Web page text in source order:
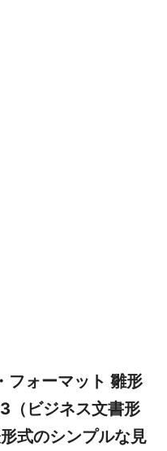
フォーマット 雛形
（ビジネス文書形
式のシンプルな見